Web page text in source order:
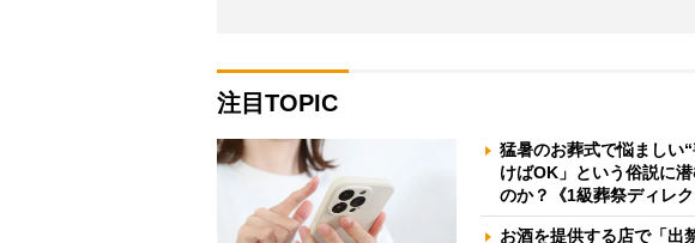
注目TOPIC
猛暑のお葬式で悩まし
けばOK」という俗説に
のか？《1級葬祭ディレク
お酒を提供する店で「